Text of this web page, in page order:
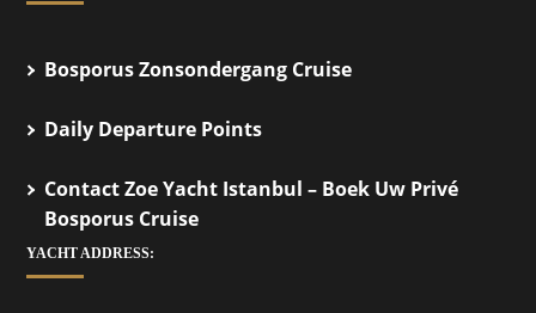
Bosporus Zonsondergang Cruise
Daily Departure Points
Contact Zoe Yacht Istanbul – Boek Uw Privé
Bosporus Cruise
YACHT ADDRESS: